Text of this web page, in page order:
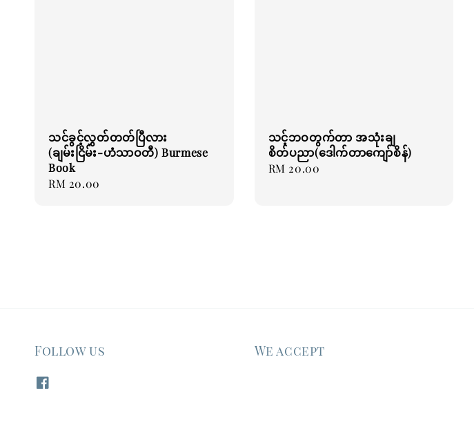
သင်ခွင့်လွှတ်တတ်ပြီလား
(ချမ်းငြိမ်း-ဟံသာဝတီ) Burmese
Book
Regular
RM 20.00
သင့်ဘဝတွက်တာ အသုံးချ
စိတ်ပညာ(ဒေါက်တာကျော်စိန်)
Regular
RM 20.00
Follow us We accept